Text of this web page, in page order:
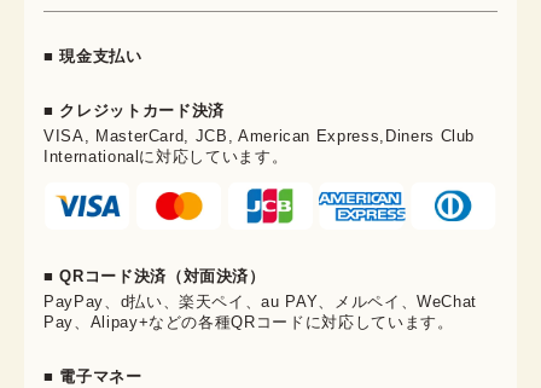
■ 現金支払い
■ クレジットカード決済
VISA, MasterCard, JCB, American Express,Diners Club
Internationalに対応しています。
■ QRコード決済（対面決済）
PayPay、d払い、楽天ペイ、au PAY、メルペイ、WeChat
Pay、Alipay+などの各種QRコードに対応しています。
■ 電子マネー